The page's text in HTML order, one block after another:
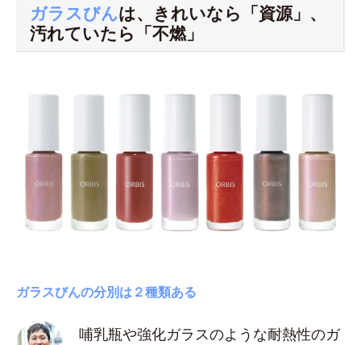
ガラスびんは、きれいなら「資源」、
汚れていたら「不燃」
ガラスびんの分別は２種類ある
哺乳瓶や強化ガラスのような耐熱性のガ